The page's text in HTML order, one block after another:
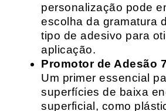
personalização pode
escolha da gramatura
tipo de adesivo para
aplicação.
Promotor de Adesão
Um primer essencial
superfícies de baixa
superficial, como